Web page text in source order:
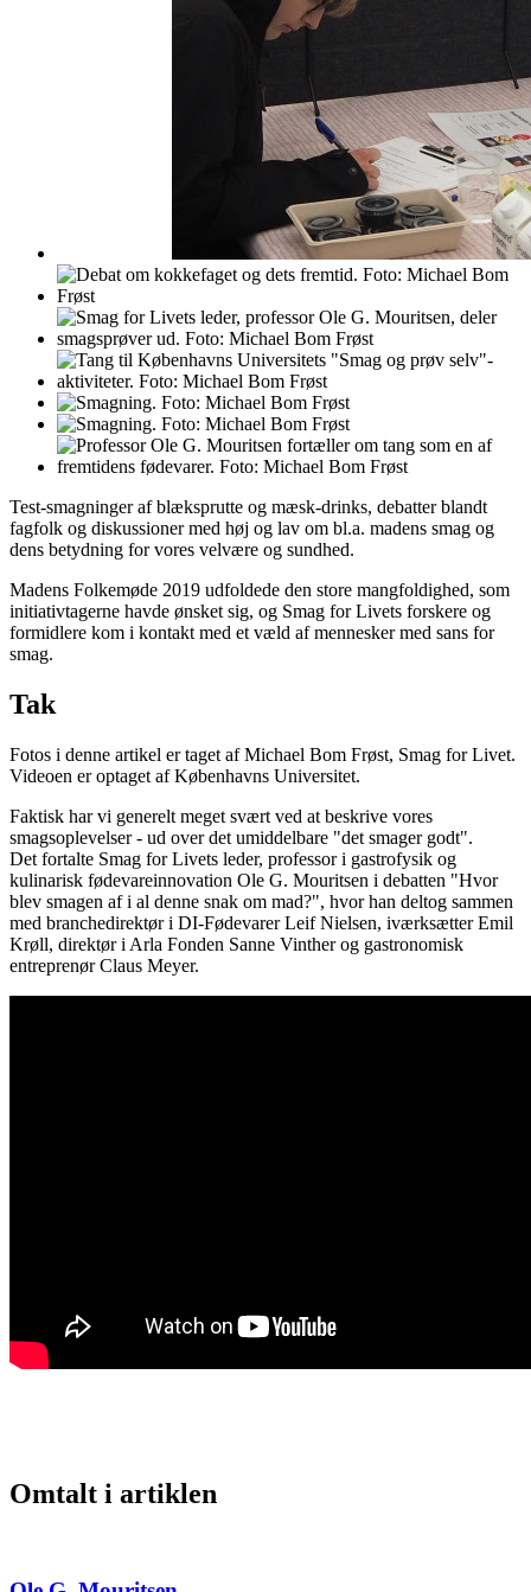
Test-smagninger af blæksprutte og mæsk-drinks, debatter blandt
fagfolk og diskussioner med høj og lav om bl.a. madens smag og
dens betydning for vores velvære og sundhed.
Madens Folkemøde 2019 udfoldede den store mangfoldighed, som
initiativtagerne havde ønsket sig, og Smag for Livets forskere og
formidlere kom i kontakt med et væld af mennesker med sans for
smag.
Tak
Fotos i denne artikel er taget af Michael Bom Frøst, Smag for Livet.
Videoen er optaget af Københavns Universitet.
Faktisk har vi generelt meget svært ved at beskrive vores
smagsoplevelser - ud over det umiddelbare "det smager godt".
Det fortalte Smag for Livets leder, professor i gastrofysik og
kulinarisk fødevareinnovation Ole G. Mouritsen i debatten "Hvor
blev smagen af i al denne snak om mad?", hvor han deltog sammen
med branchedirektør i DI-Fødevarer Leif Nielsen, iværksætter Emil
Krøll, direktør i Arla Fonden Sanne Vinther og gastronomisk
entreprenør Claus Meyer.
Omtalt i artiklen